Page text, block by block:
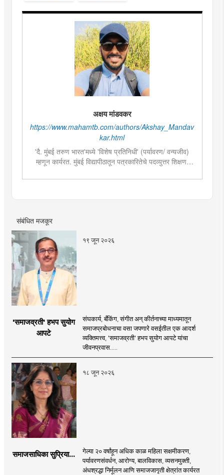
अक्षय मांडवकर
https://www.mahamtb.com/authors/Akshay_Mandav
kar.html
'दै. मुंबई तरुण भारत'मध्ये 'विशेष प्रतिनिधी' (पर्यावरण/ वन्यजीव)
म्हणून कार्यरत. मुंबई विद्यापीठातून पत्रकारितेचे पदव्युत्तर शिक्षण.
वन्यजीव क्षेत्राची आवड असल्याने त्यासंबंधीच्या वृत्तांकनामध्ये विशेष
सहभाग. भारतीय शास्त्रीय नृत्यशैलीतील 'कथ्थक' नृत्यात विशेष
संबंधित मजकूर
१९ जून २०२६
'समाजव्रती' हभप सुयोग
आपटे
संघकार्य, बँकिंग, संगीत अन् कीर्तनाच्या माध्यमातून
समाजप्रबोधनाचा वसा जपणारे वसईतील एक आदर्श
व्यक्तिमत्त्व, 'समाजव्रती' हभप सुयोग आपटे यांचा
जीवनप्रवास.....
१८ जून २०२६
समाजसाधिका सुप्रिया...
गेल्या २० वर्षांहून अधिक काळ महिला सक्षमीकरण,
पर्यावरणसंवर्धन, आरोग्य, बालविकास, व्यसनमुक्ती,
अंधश्रद्धा निर्मूलन आणि समाजजागृती क्षेत्रांत कार्यरत